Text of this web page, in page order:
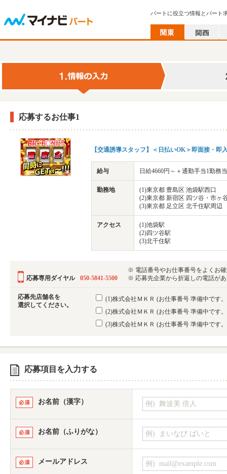
パートに役立つ情報とパート
応募するお仕事1
【交通誘導スタッフ】＜日払いOK＞即面接・
給与 日給4660円～＋通勤手当1勤務
勤務地
(1)東京都 豊島区 池袋駅西口
(2)東京都 新宿区 四ツ谷・市ヶ
(3)東京都 足立区 北千住駅周辺
アクセス
(1)池袋駅
(2)四ツ谷駅
(3)北千住駅
応募専用ダイヤル 050-5841-5500
※ 電話番号やお仕事番号をよくお
※ 応募先企業から折返しの電話が
応募先店舗名を
選択してください。
(1)株式会社ＭＫＲ (お仕事番号 準備中です
(2)株式会社ＭＫＲ (お仕事番号 準備中です
(3)株式会社ＭＫＲ (お仕事番号 準備中です
応募項目を入力する
お名前（漢字）
お名前（ふりがな）
メールアドレス